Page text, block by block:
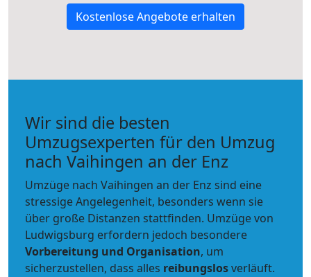
Kostenlose Angebote erhalten
Wir sind die besten
Umzugsexperten für den Umzug
nach Vaihingen an der Enz
Umzüge nach Vaihingen an der Enz sind eine
stressige Angelegenheit, besonders wenn sie
über große Distanzen stattfinden. Umzüge von
Ludwigsburg erfordern jedoch besondere
Vorbereitung und Organisation, um
sicherzustellen, dass alles reibungslosverläuft.